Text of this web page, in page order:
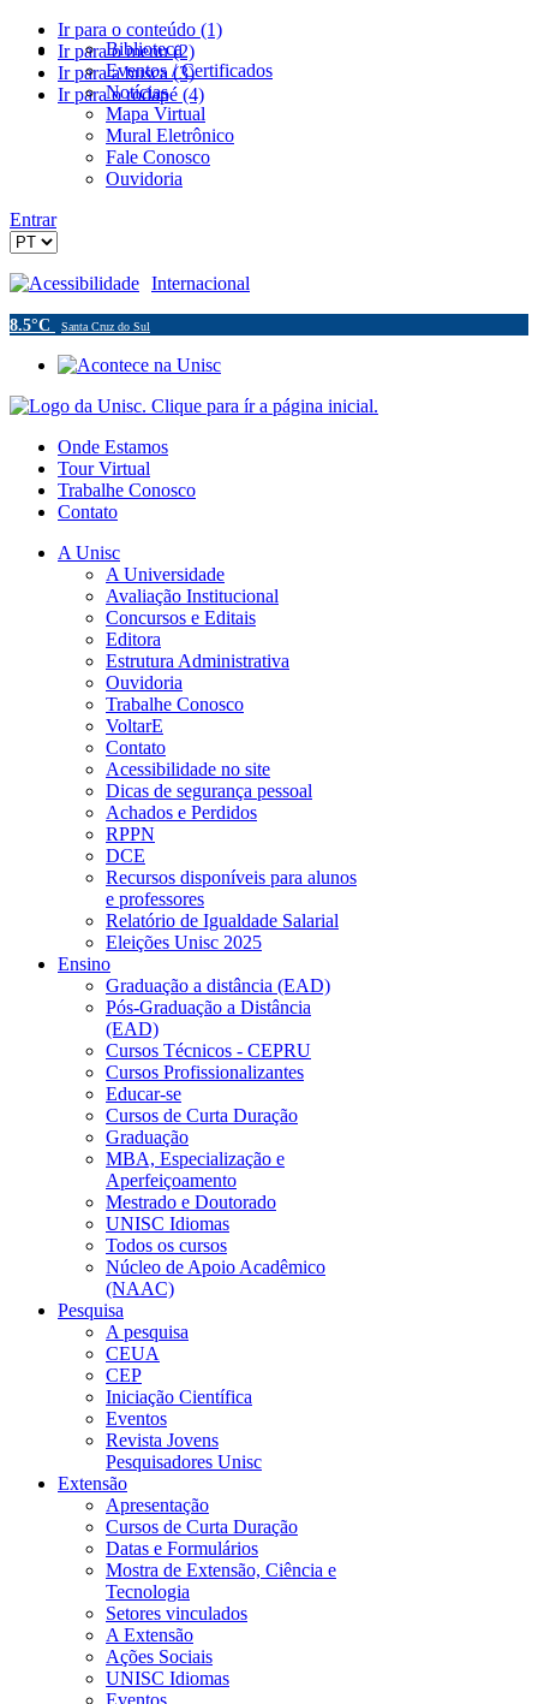
Ir para o conteúdo (1)
Ir para o menu (2)
Ir para a busca (3)
Ir para o rodapé (4)
Biblioteca
Eventos / Certificados
Notícias
Mapa Virtual
Mural Eletrônico
Fale Conosco
Ouvidoria
Entrar
Acessibilidade Internacional
8.5°C Santa Cruz do Sul
Onde Estamos
Tour Virtual
Trabalhe Conosco
Contato
A Unisc
A Universidade
Avaliação Institucional
Concursos e Editais
Editora
Estrutura Administrativa
Ouvidoria
Trabalhe Conosco
VoltarE
Contato
Acessibilidade no site
Dicas de segurança pessoal
Achados e Perdidos
RPPN
DCE
Recursos disponíveis para alunos
e professores
Relatório de Igualdade Salarial
Eleições Unisc 2025
Ensino
Graduação a distância (EAD)
Pós-Graduação a Distância
(EAD)
Cursos Técnicos - CEPRU
Cursos Profissionalizantes
Educar-se
Cursos de Curta Duração
Graduação
MBA, Especialização e
Aperfeiçoamento
Mestrado e Doutorado
UNISC Idiomas
Todos os cursos
Núcleo de Apoio Acadêmico
(NAAC)
Pesquisa
A pesquisa
CEUA
CEP
Iniciação Científica
Eventos
Revista Jovens
Pesquisadores Unisc
Extensão
Apresentação
Cursos de Curta Duração
Datas e Formulários
Mostra de Extensão, Ciência e
Tecnologia
Setores vinculados
A Extensão
Ações Sociais
UNISC Idiomas
Eventos